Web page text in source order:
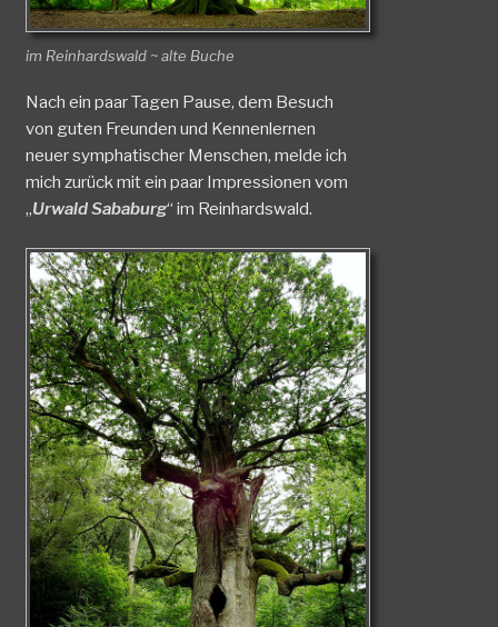
im Reinhardswald ~ alte Buche
Nach ein paar Tagen Pause, dem Besuch
von guten Freunden und Kennenlernen
neuer symphatischer Menschen, melde ich
mich zurück mit ein paar Impressionen vom
„Urwald Sababurg“ im Reinhardswald.